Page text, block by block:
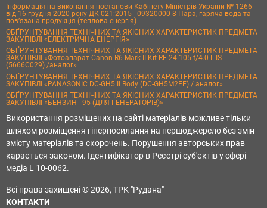
Інформація на виконання постанови Кабінету Міністрів України № 1266
від 16 грудня 2020 року ДК 021:2015 - 09320000-8 Пара, гаряча вода та
пов’язана продукція (теплова енергія)
ОБҐРУНТУВАННЯ ТЕХНІЧНИХ ТА ЯКІСНИХ ХАРАКТЕРИСТИК ПРЕДМЕТА
ЗАКУПІВЛІ «ЕЛЕКТРИЧНА ЕНЕРГІЯ»
ОБҐРУНТУВАННЯ ТЕХНІЧНИХ ТА ЯКІСНИХ ХАРАКТЕРИСТИК ПРЕДМЕТА
ЗАКУПІВЛІ «Фотоапарат Canon R6 Mark II Kit RF 24-105 f/4.0 L IS
(5666C029) /аналог»
ОБҐРУНТУВАННЯ ТЕХНІЧНИХ ТА ЯКІСНИХ ХАРАКТЕРИСТИК ПРЕДМЕТА
ЗАКУПІВЛІ «PANASONIC DC-GH5 II Body (DC-GH5M2EE) / аналог»
ОБҐРУНТУВАННЯ ТЕХНІЧНИХ ТА ЯКІСНИХ ХАРАКТЕРИСТИК ПРЕДМЕТА
ЗАКУПІВЛІ «БЕНЗИН - 95 (ДЛЯ ГЕНЕРАТОРІВ)»
Використання розміщених на сайті матеріалів можливе тільки
шляхом розміщення гіперпосилання на першоджерело без змін
змісту матеріалів та скорочень. Порушення авторських прав
карається законом. Ідентифікатор в Реєстрі суб'єктів у сфері
медіа L 10-0062.
Всі права захищені © 2026, ТРК "Рудана"
КОНТАКТИ